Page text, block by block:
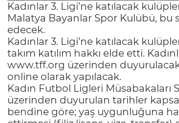
Kadınlar 3. Ligi’ne katılacak
Malatya Bayanlar Spor Kulübü, bu
edecek.
Kadınlar 3. Ligi’ne katılacak
takım katılım hakkı elde etti.
www.tff.org üzerinden duyurulacak
online olarak yapılacak.
Kadın Futbol Ligleri Müsabakaları
üzerinden duyurulan tarihler
bendine göre; yaş uygunluğuna